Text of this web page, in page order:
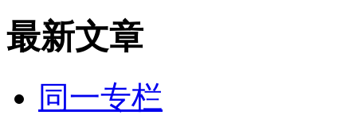
最新文章
同一专栏